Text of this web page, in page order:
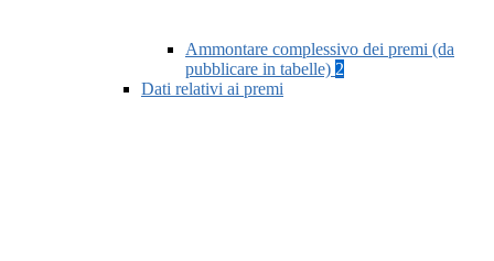
Ammontare complessivo dei premi (da
pubblicare in tabelle) 2
Dati relativi ai premi